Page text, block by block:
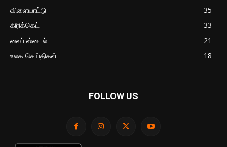
விளையாட்டு
35
கிரிக்கெட்
33
லைப் ஸ்டைல்
21
உலக செய்திகள்
18
FOLLOW US